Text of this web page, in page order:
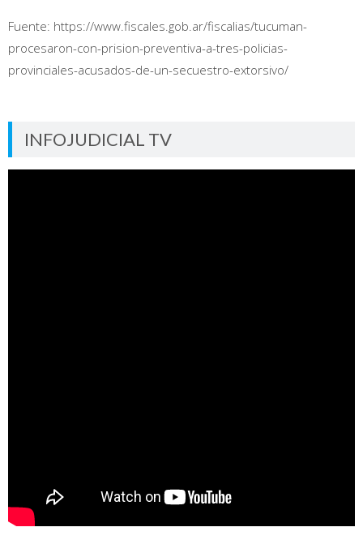
Fuente: https://www.fiscales.gob.ar/fiscalias/tucuman-
procesaron-con-prision-preventiva-a-tres-policias-
provinciales-acusados-de-un-secuestro-extorsivo/
INFOJUDICIAL TV